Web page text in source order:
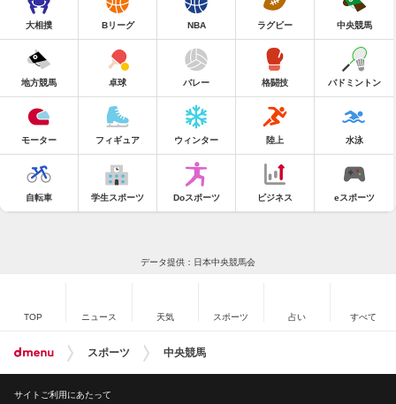
大相撲 Bリーグ NBA ラグビー 中央競馬
地方競馬 卓球 バレー 格闘技 バドミントン
モーター フィギュア ウィンター 陸上 水泳
自転車 学生スポーツ Doスポーツ ビジネス eスポーツ
データ提供：日本中央競馬会
TOP ニュース 天気 スポーツ 占い すべて
スポーツ 中央競馬
サイトご利用にあたって